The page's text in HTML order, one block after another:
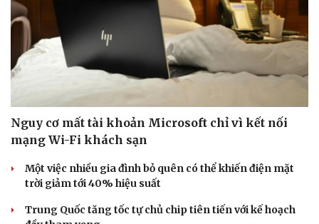
Nguy cơ mất tài khoản Microsoft chỉ vì kết nối
mạng Wi-Fi khách sạn
Một việc nhiều gia đình bỏ quên có thể khiến điện mặt
trời giảm tới 40% hiệu suất
Trung Quốc tăng tốc tự chủ chip tiên tiến với kế hoạch